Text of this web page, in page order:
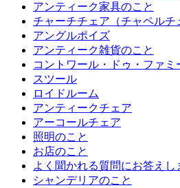
アンティーク家具のこと
チャーチチェア（チャペルチ
アングルポイズ
アンティーク雑貨のこと
コントワール・ドゥ・ファミ
スツール
ロイドルーム
アンティークチェア
アーコールチェア
照明のこと
お店のこと
よく聞かれる質問にお答えし
シャンデリアのこと